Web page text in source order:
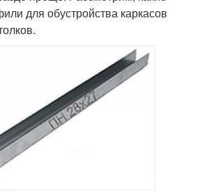
для обустройства каркасов